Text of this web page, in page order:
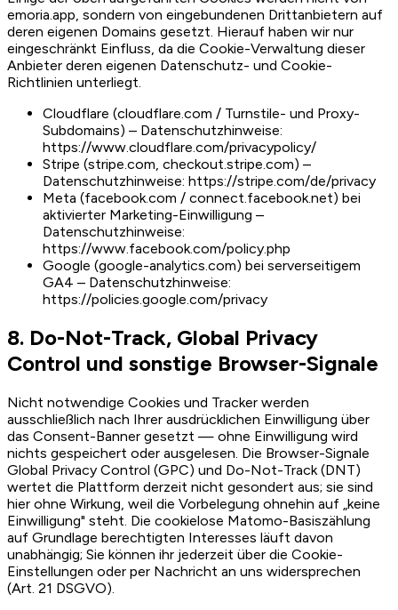
emoria.app, sondern von eingebundenen Drittanbietern auf
deren eigenen Domains gesetzt. Hierauf haben wir nur
eingeschränkt Einfluss, da die Cookie-Verwaltung dieser
Anbieter deren eigenen Datenschutz- und Cookie-
Richtlinien unterliegt.
Cloudflare (cloudflare.com / Turnstile- und Proxy-
Subdomains) – Datenschutzhinweise:
https://www.cloudflare.com/privacypolicy/
Stripe (stripe.com, checkout.stripe.com) –
Datenschutzhinweise: https://stripe.com/de/privacy
Meta (facebook.com / connect.facebook.net) bei
aktivierter Marketing-Einwilligung –
Datenschutzhinweise:
https://www.facebook.com/policy.php
Google (google-analytics.com) bei serverseitigem
GA4 – Datenschutzhinweise:
https://policies.google.com/privacy
8. Do-Not-Track, Global Privacy
Control und sonstige Browser-Signale
Nicht notwendige Cookies und Tracker werden
ausschließlich nach Ihrer ausdrücklichen Einwilligung über
das Consent-Banner gesetzt — ohne Einwilligung wird
nichts gespeichert oder ausgelesen. Die Browser-Signale
Global Privacy Control (GPC) und Do-Not-Track (DNT)
wertet die Plattform derzeit nicht gesondert aus; sie sind
hier ohne Wirkung, weil die Vorbelegung ohnehin auf „keine
Einwilligung" steht. Die cookielose Matomo-Basiszählung
auf Grundlage berechtigten Interesses läuft davon
unabhängig; Sie können ihr jederzeit über die Cookie-
Einstellungen oder per Nachricht an uns widersprechen
(Art. 21 DSGVO).